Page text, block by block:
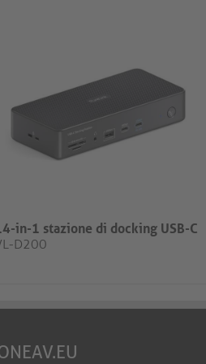
in-1 stazione di docking USB-C
D200